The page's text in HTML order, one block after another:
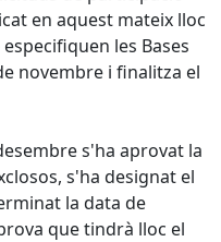
en aquest mateix lloc
les Bases
novembre i finalitza el
s'ha aprovat la
s'ha designat el
la data de
que tindrà lloc el